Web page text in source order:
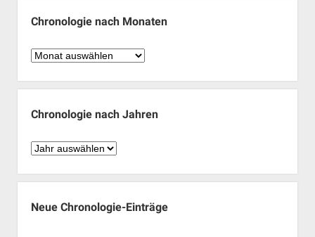
Chronologie nach Monaten
Chronologie
Monaten
Chronologie nach Jahren
Chronologie
Jahren
Neue Chronologie-Einträge